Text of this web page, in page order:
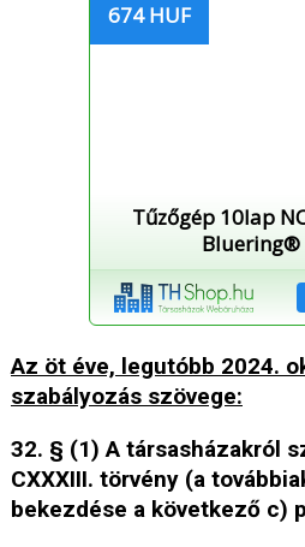
674 HUF
Tűzőgép 10lap
Bluering®
Az öt éve, legutóbb 2024.
szabályozás szövege:
32. § (1) A társasházakról
CXXXIII. törvény (a
bekezdése a következő c)